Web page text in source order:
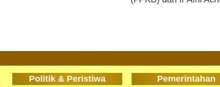
Politik & Peristiwa Pemerintahan